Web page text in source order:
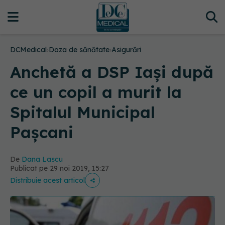
DCMedical›Doza de sănătate›Asigurări
Anchetă a DSP Iași după
ce un copil a murit la
Spitalul Municipal
Pașcani
De Dana Lascu
Publicat pe 29 noi 2019, 15:27
Distribuie acest articol